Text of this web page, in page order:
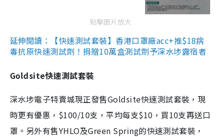
點擊圖片放大
延伸閱讀：【快速測試套裝】香港口罩廠acc+推$18病
毒抗原快速測試劑！捐贈10萬盒測試劑予深水埗露宿者
Goldsite快速測試套裝
深水埗電子特賣城現正發售Goldsite快速測試套裝，現
時更有優惠，$100/10支，平均每支$10，買10支再送口
罩。另外有售YHLO及Green Spring的快速測試套裝，